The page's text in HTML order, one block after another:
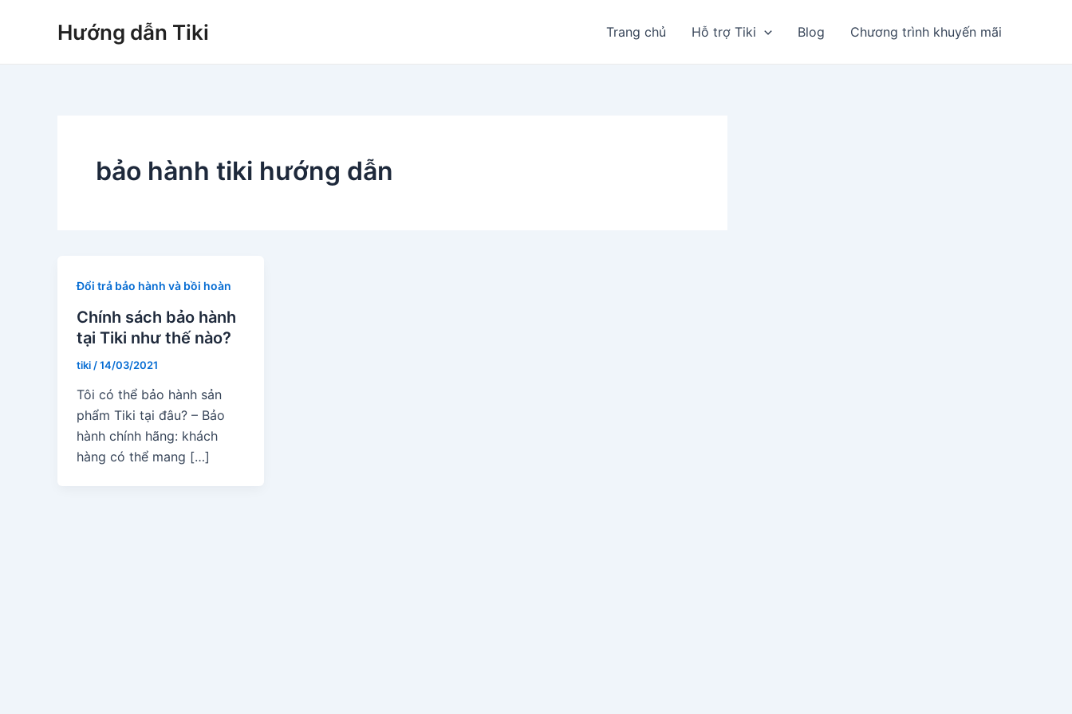
Hướng dẫn Tiki Trang chủ Hỗ trợ Tiki Blog Chương trình khuyến mãi
bảo hành tiki hướng dẫn
Đổi trả bảo hành và bồi hoàn
Chính sách bảo hành
tại Tiki như thế nào?
tiki /14/03/2021
Tôi có thể bảo hành sản
phẩm Tiki tại đâu? – Bảo
hành chính hãng: khách
hàng có thể mang […]